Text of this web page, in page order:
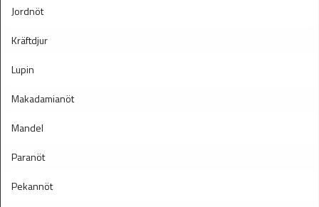
Jordnöt
Kräftdjur
Lupin
Makadamianöt
Mandel
Paranöt
Pekannöt